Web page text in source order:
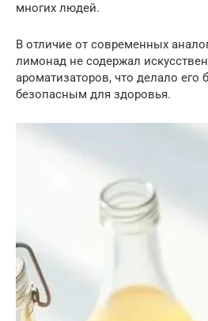
многих людей.
В отличие от современных
лимонад не содержал
ароматизаторов, что делало
безопасным для здоровья.